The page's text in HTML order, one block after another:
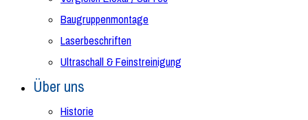
Baugruppenmontage
Laserbeschriften
Ultraschall & Feinstreinigung
Über uns
Historie